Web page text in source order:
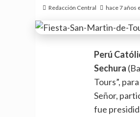
Redacción Central hace 7 años
Perú
Sechura
Tours”,
Señor,
fue